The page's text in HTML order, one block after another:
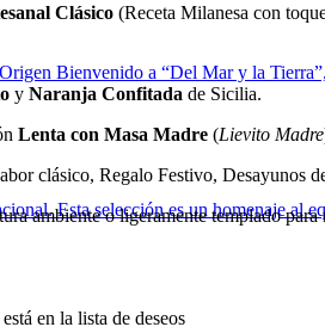
Bienvenido a “Del Mar y la
Esta selección es un homenaje al
Clásico (Receta Milanesa con
yNaranja Confitada de Sicilia.
Lenta con Masa Madre (Lievito Madre
clásico, Regalo Festivo, Desayunos
ambiente o ligeramente templado para
en la lista de deseos